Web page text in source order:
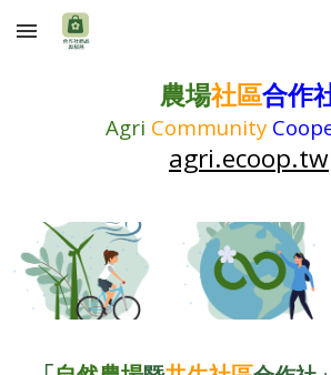
Skip to main content
農場社區合作
Agri Community
agri.ecoop.tw